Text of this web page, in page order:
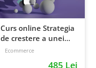
Curs online Strategia
de crestere a unei
afaceri - de la idee, la
Ecommerce
485 Lei